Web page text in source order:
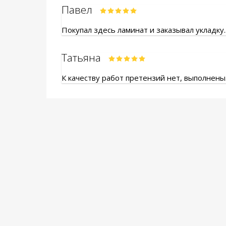
Павел
Покупал здесь ламинат и заказывал
Татьяна
К качеству работ претензий нет,